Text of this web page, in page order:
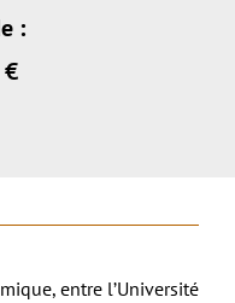
:
entre l’Université